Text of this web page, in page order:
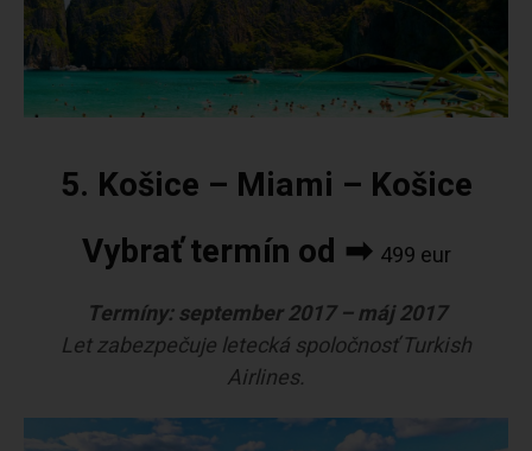
5. Košice – Miami – Košice
Vybrať termín od ➡ 499 eur
Termíny: september 2017 – máj 2017
Let zabezpečuje letecká spoločnosť Turkish
Airlines.